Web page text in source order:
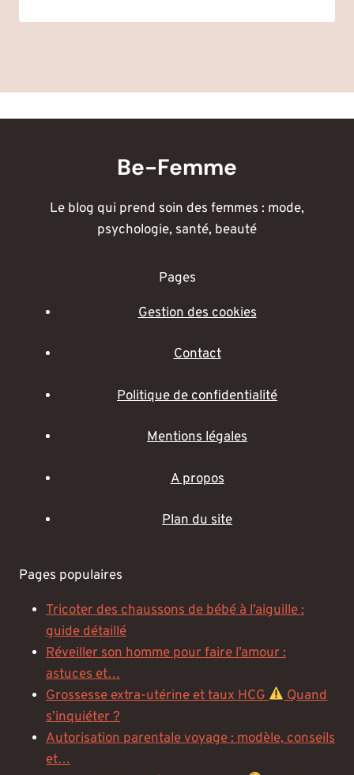
Be-Femme
Le blog qui prend soin des femmes : mode,
psychologie, santé, beauté
Pages
Gestion des cookies
Contact
Politique de confidentialité
Mentions légales
A propos
Plan du site
Pages populaires
Tricoter des chaussons de bébé à l’aiguille :
guide détaillé
Réveiller son homme pour faire l’amour :
astuces et…
Grossesse extra-utérine et taux HCG
Quand
s’inquiéter ?
Autorisation parentale voyage : modèle, conseils
et…